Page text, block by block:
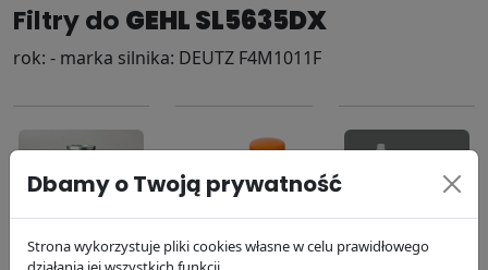
Filtry do GEHL SL5635DX
rok: - marka silnika: DEUTZ F4M1011F
Filtr powietrza
Filtr
Filtr paliwa
Dbamy o Twoją prywatność
Strona wykorzystuje pliki cookies własne w celu prawidłowego